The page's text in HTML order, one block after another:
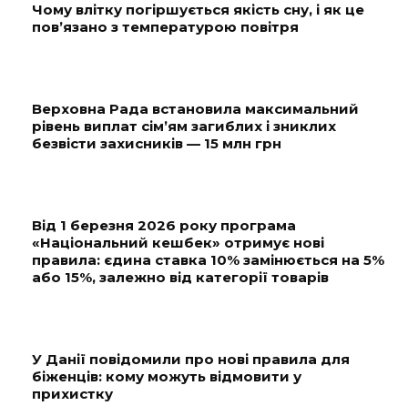
Чому влітку погіршується якість сну, і як це
пов’язано з температурою повітря
Верховна Рада встановила максимальний
рівень виплат сім’ям загиблих і зниклих
безвісти захисників — 15 млн грн
Від 1 березня 2026 року програма
«Національний кешбек» отримує нові
правила: єдина ставка 10% замінюється на 5%
або 15%, залежно від категорії товарів
У Данії повідомили про нові правила для
біженців: кому можуть відмовити у
прихистку